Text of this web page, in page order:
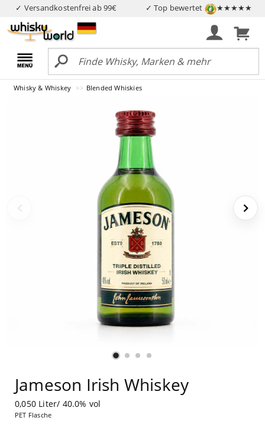
✓ Versandkostenfrei ab 99€ ✓ Top bewertet ★★★★★
Whisky & Whiskey Blended Whiskies
Jameson Irish Whiskey
0,050 Liter/ 40.0% vol
PET Flasche